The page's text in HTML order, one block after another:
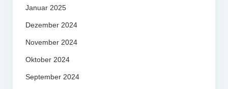
Januar 2025
Dezember 2024
November 2024
Oktober 2024
September 2024